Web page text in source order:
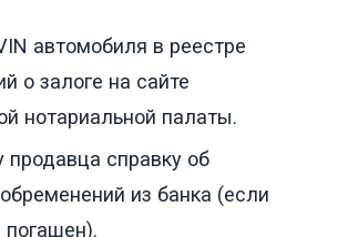
автомобиля в реестре
о залоге на сайте
нотариальной палаты.
продавца справку об
из банка (если